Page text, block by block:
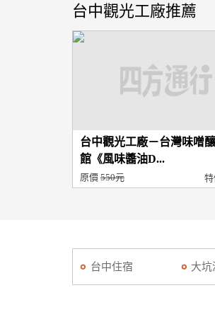
台中觀光工廠推薦
台中觀光工廠－台灣味噌
館《風味醬油D...
原價 550元
台中住宿 大坑